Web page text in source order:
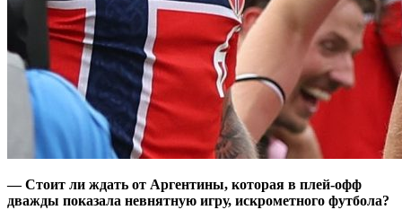
— Стоит ли ждать от Аргентины, которая в плей-офф
дважды показала невнятную игру, искрометного футбола?